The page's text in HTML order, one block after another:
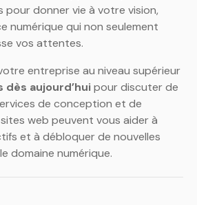
pour donner vie à votre vision,
numérique qui non seulement
vos attentes.
entreprise au niveau supérieur
aujourd’huipour discuter de
de conception et de
web peuvent vous aider à
et à débloquer de nouvelles
domaine numérique.